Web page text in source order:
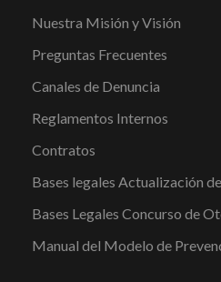
Nuestra Misión y Visión
Preguntas Frecuentes
Canales de Denuncia
Reglamentos Internos
Contratos
Bases legales Actualización
Bases Legales Concurso de
Manual del Modelo de